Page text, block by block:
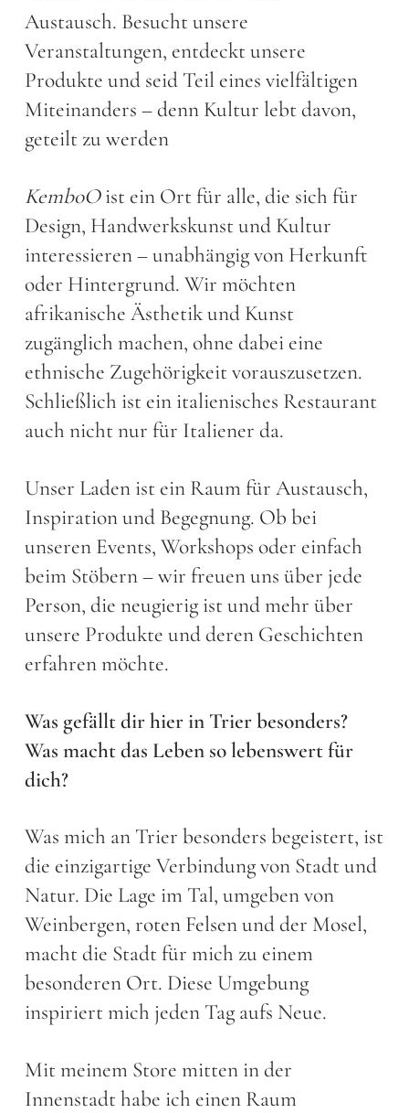
Austausch. Besucht unsere
Veranstaltungen, entdeckt unsere
Produkte und seid Teil eines vielfältigen
Miteinanders – denn Kultur lebt davon,
geteilt zu werden
KemboOist ein Ort für alle, die sich für
Design, Handwerkskunst und Kultur
interessieren – unabhängig von Herkunft
oder Hintergrund. Wir möchten
afrikanische Ästhetik und Kunst
zugänglich machen, ohne dabei eine
ethnische Zugehörigkeit vorauszusetzen.
Schließlich ist ein italienisches Restaurant
auch nicht nur für Italiener da.
Unser Laden ist ein Raum für Austausch,
Inspiration und Begegnung. Ob bei
unseren Events, Workshops oder einfach
beim Stöbern – wir freuen uns über jede
Person, die neugierig ist und mehr über
unsere Produkte und deren Geschichten
erfahren möchte.
Was gefällt dir hier in Trier besonders?
Was macht das Leben so lebenswert für
dich?
Was mich an Trier besonders begeistert, ist
die einzigartige Verbindung von Stadt und
Natur. Die Lage im Tal, umgeben von
Weinbergen, roten Felsen und der Mosel,
macht die Stadt für mich zu einem
besonderen Ort. Diese Umgebung
inspiriert mich jeden Tag aufs Neue.
Mit meinem Store mitten in der
Innenstadt habe ich einen Raum